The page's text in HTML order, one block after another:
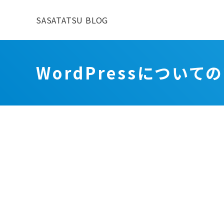
SASATATSU BLOG
WordPressについて